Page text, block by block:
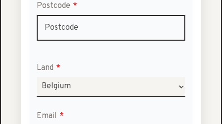
Postcode *
Land *
Email *